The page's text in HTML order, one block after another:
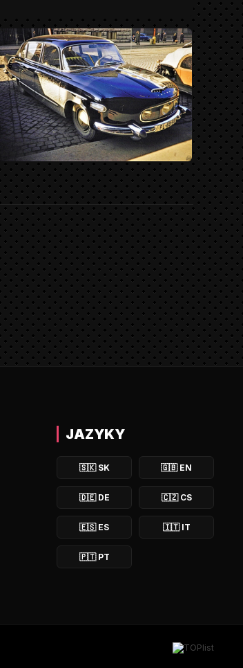
JAZYKY
🇸🇰 SK 🇬🇧 EN
🇩🇪 DE 🇨🇿 CS
🇪🇸 ES 🇮🇹 IT
🇵🇹 PT